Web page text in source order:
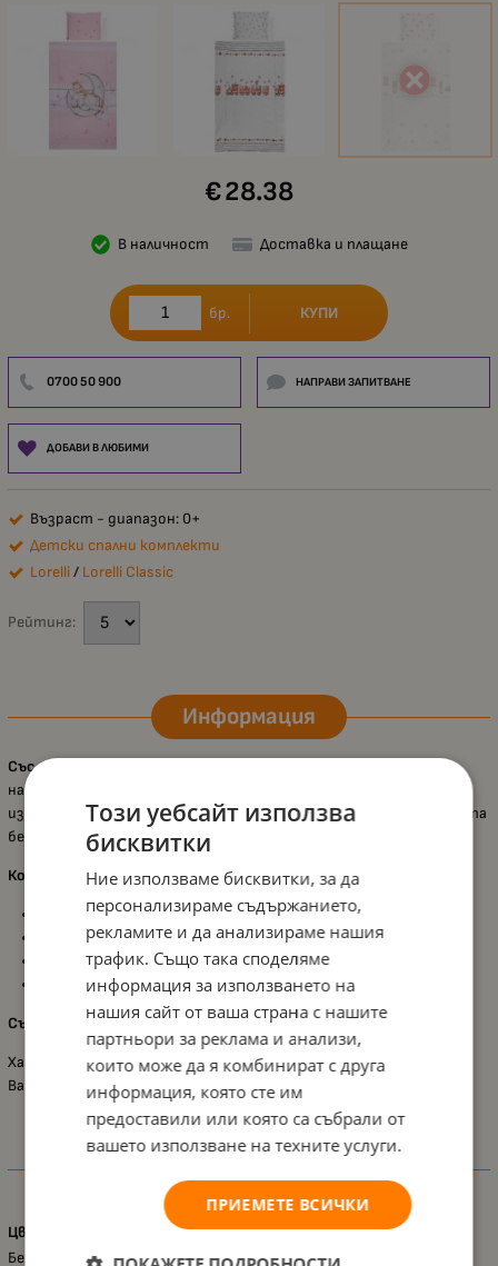
28.38
€
В наличност Доставка и плащане
бр. КУПИ
0700 50 900 НАПРАВИ ЗАПИТВАНЕ
ДОБАВИ В ЛЮБИМИ
Възраст - диапазон: 0+
Детски спални комплекти
Lorelli/ Lorelli Classic
Рейтинг:
Информация
Със спалния комплект от 4 части Lorelli
наслади на сладък и спокоен сън. Частите на комплекта са
изработени от 100% памук и са деликатни към чувствителната
бебешка кожа.
Комплектът включва:
Олекотена завивка: 95 х 140 cm;
Калъф за възглавница: 35 х 43 cm;
Възглавница: 35 х 43 cm;
Чаршаф: 100 x 150 cm.
Състав:
Хасе: 100% Памук;
Вата: 100% Полиестер.
Цвят
Бежов
Този уебсайт използва
бисквитки
Ние използваме бисквитки, за да
персонализираме съдържанието,
рекламите и да анализираме нашия
трафик. Също така споделяме
информация за използването на
нашия сайт от ваша страна с нашите
партньори за реклама и анализи,
които може да я комбинират с друга
информация, която сте им
предоставили или която са събрали от
вашето използване на техните услуги.
ПРИЕМЕТЕ ВСИЧКИ